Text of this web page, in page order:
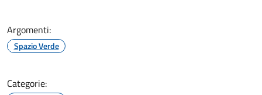
Argomenti:
Spazio Verde
Categorie: